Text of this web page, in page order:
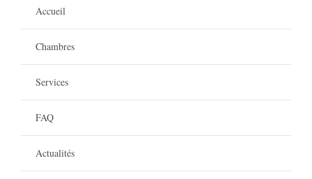
Accueil
Chambres
Services
FAQ
Actualités